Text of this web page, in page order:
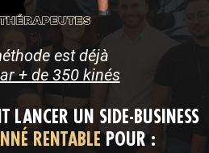
est déjà
+ de 350 kinés
LANCER UN SIDE-BUSINESS
RENTABLEPOUR :